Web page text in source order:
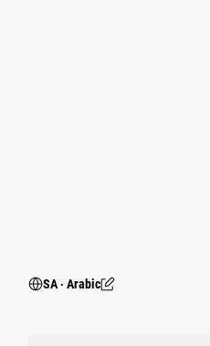
SA ‧ Arabic